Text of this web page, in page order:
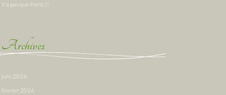
Y a pas que Paris !!!
Archives
juin 2026
février 2026